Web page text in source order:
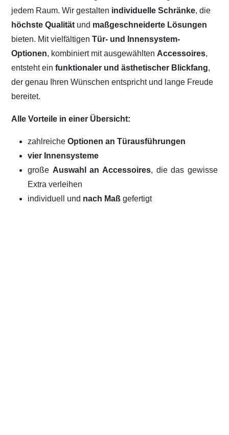
jedem Raum. Wir gestalten individuelle Schränke, die
höchste Qualität und maßgeschneiderte Lösungen
bieten. Mit vielfältigenTür- und Innensystem-
Optionen, kombiniert mit ausgewählten Accessoires,
entsteht einfunktionaler und ästhetischer Blickfang,
der genau Ihren Wünschen entspricht und lange Freude
bereitet.
Alle Vorteile in einer Übersicht:
zahlreicheOptionen an Türausführungen
vier Innensysteme
große Auswahl an Accessoires, die das gewisse
Extra verleihen
individuell und nach Maßgefertigt